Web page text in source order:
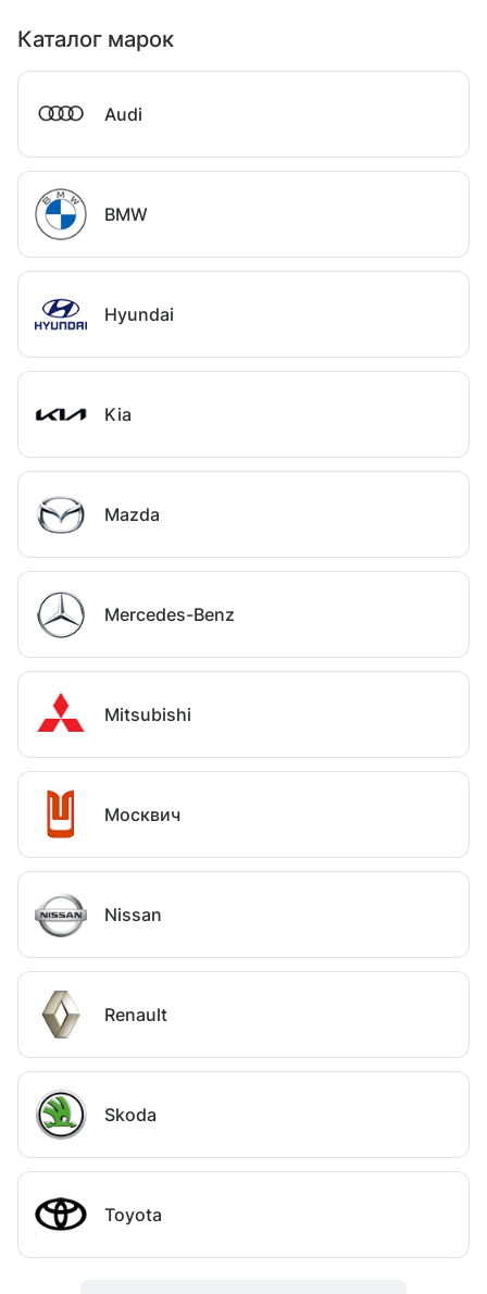
Каталог марок
Audi
BMW
Hyundai
Kia
Mazda
Mercedes-Benz
Mitsubishi
Москвич
Nissan
Renault
Skoda
Toyota